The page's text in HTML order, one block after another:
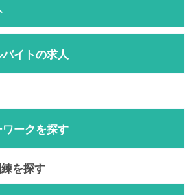
イトの求人
ークを探す
を探す